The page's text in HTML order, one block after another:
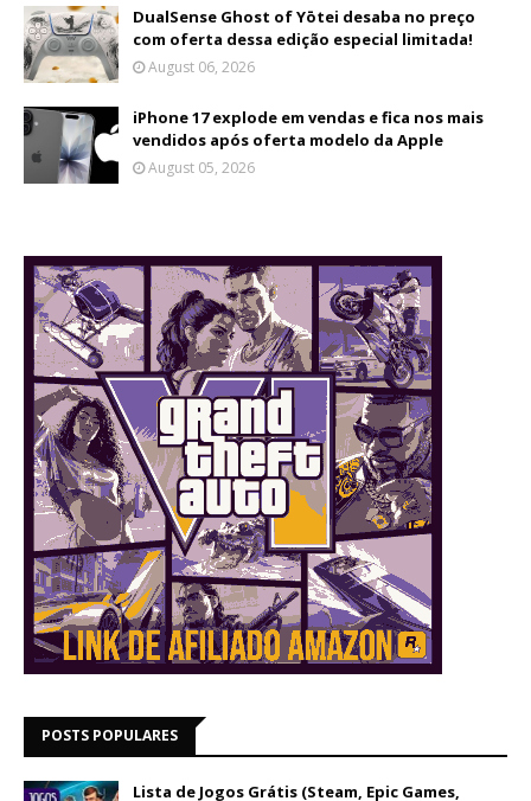
DualSense Ghost of Yōtei desaba no preço
com oferta dessa edição especial limitada!
August 06, 2026
iPhone 17 explode em vendas e fica nos mais
vendidos após oferta modelo da Apple
August 05, 2026
POSTS POPULARES
Lista de Jogos Grátis (Steam, Epic Games,